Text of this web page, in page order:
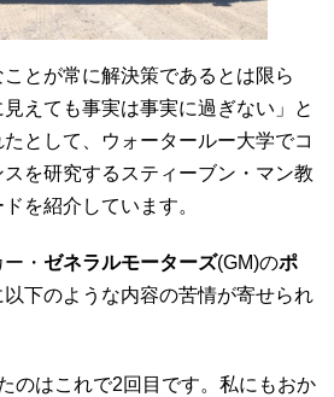
ことが常に解決策であるとは限ら
えても事実は事実に過ぎない」と
として、ウォータールー大学でコ
を研究するスティーブン・マン教
を紹介しています。
・ ゼネラルモーターズ(GM)のポ
以下のような内容の苦情が寄せられ
のはこれで2回目です。私にもおか